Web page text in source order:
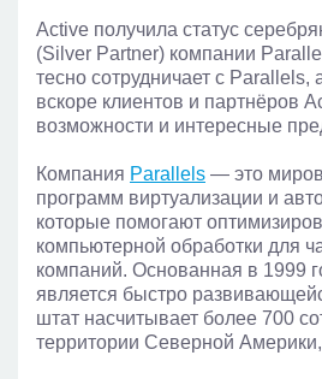
Active получила статус
(Silver Partner) компании
тесно сотрудничает с Parallels,
вскоре клиентов и партнёров
возможности и интересные
Компания Parallels — это
программ виртуализации и
которые помогают
компьютерной обработки для
компаний. Основанная в 1999
является быстро
штат насчитывает более 700
территории Северной